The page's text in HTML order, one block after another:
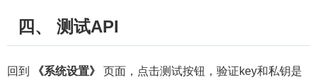
四、 测试API
回到 《系统设置》 页面，点击测试按钮，验证key和私钥是